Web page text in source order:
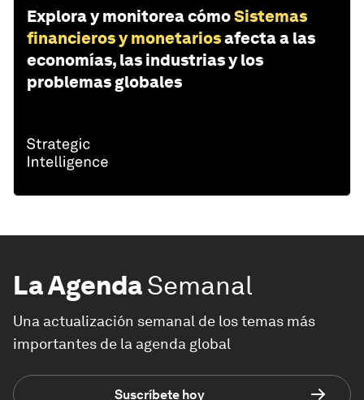
Explora y monitorea cómoSistemas
financieros y monetariosafecta a las
economías, las industrias y los
problemas globales
La AgendaSemanal
Una actualización semanal de los temas más
importantes de la agenda global
Suscríbete hoy